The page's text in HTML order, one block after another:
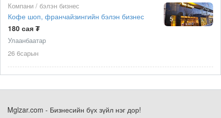
5
Компани / бэлэн бизнес
Кофе шоп, франчайзингийн бэлэн бизнес
180 сая ₮
Улаанбаатар
26 6сарын
Mglzar.com - Бизнесийн бүх зүйл нэг дор!